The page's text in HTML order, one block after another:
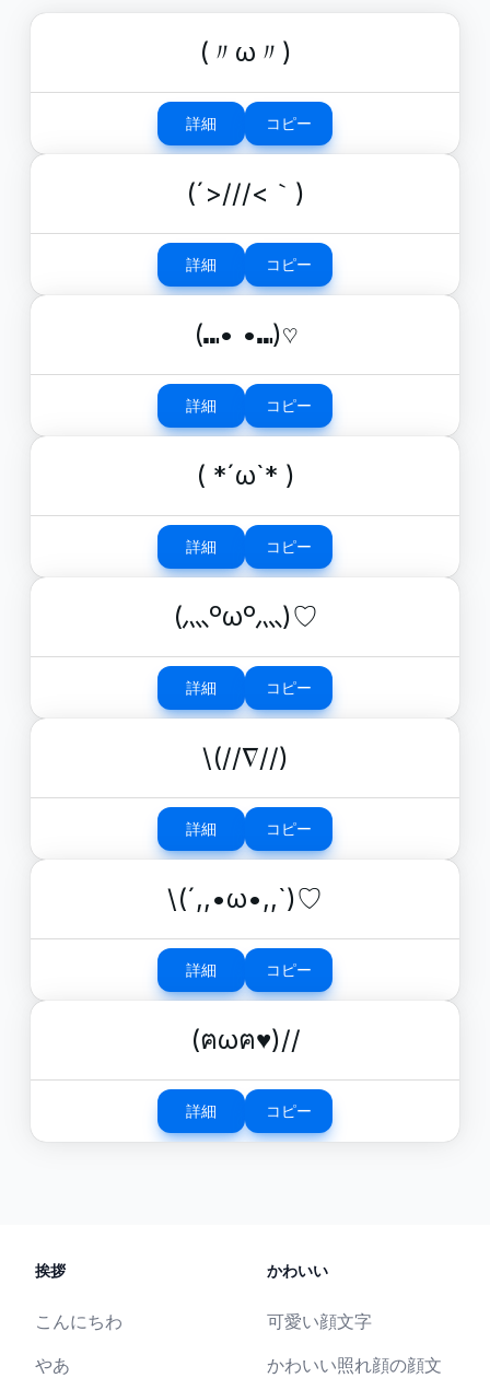
(〃ω〃)
詳細 コピー
(´>///<｀)
詳細 コピー
(⑉• •⑉)♡
詳細 コピー
( *´ω`* )
詳細 コピー
(灬ºωº灬)♡
詳細 コピー
\(//∇//)
詳細 コピー
\(´,,•ω•,,`)♡
詳細 コピー
(ฅωฅ♥)//
詳細 コピー
挨拶
こんにちわ
やあ
かわいい
可愛い顔文字
かわいい照れ顔の顔文